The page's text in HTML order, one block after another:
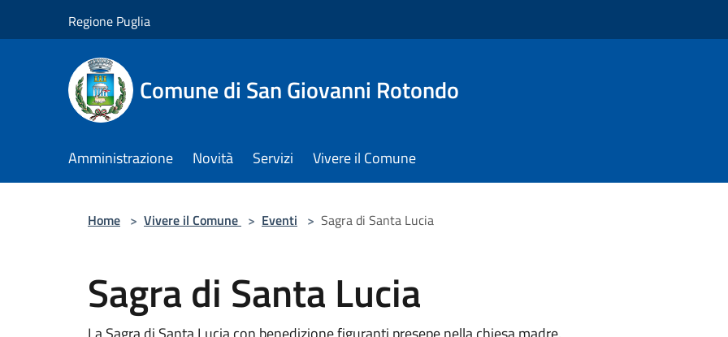
Regione Puglia
Comune di San Giovanni Rotondo
Amministrazione Novità Servizi Vivere il Comune
Home > Vivere il Comune > Eventi > Sagra di Santa Lucia
Sagra di Santa Lucia